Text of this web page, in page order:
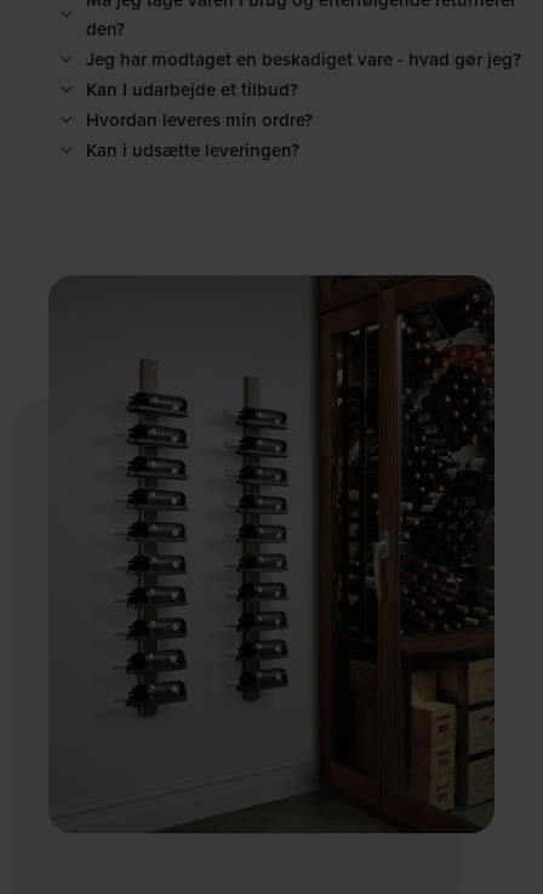
den?
Jeg har modtaget en beskadiget vare - hvad gør jeg?
Kan I udarbejde et tilbud?
Hvordan leveres min ordre?
Kan i udsætte leveringen?